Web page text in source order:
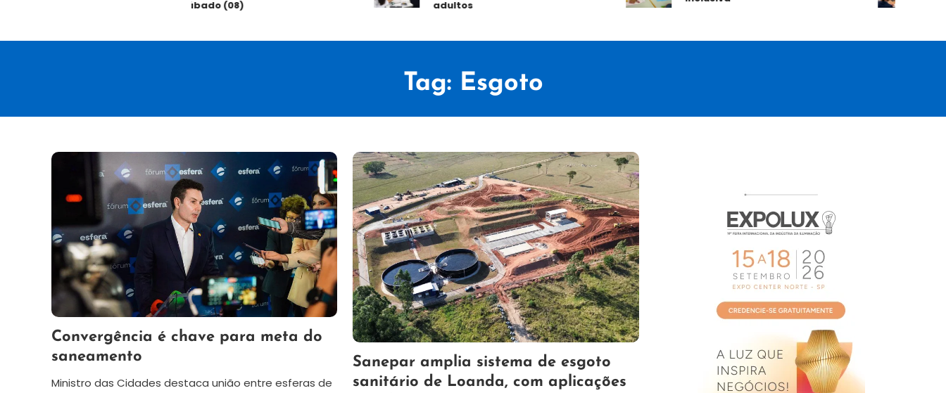
sábado (08)
adultos
Tag: Esgoto
10
de
julho
de
Redação
Convergência é chave para meta do
saneamento
Ministro das Cidades destaca união entre esferas de
de
julho
Redação
Sanepar amplia sistema de esgoto
sanitário de Loanda, com aplicações